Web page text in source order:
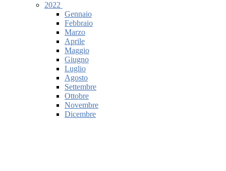
2022
Gennaio
Febbraio
Marzo
Aprile
Maggio
Giugno
Luglio
Agosto
Settembre
Ottobre
Novembre
Dicembre